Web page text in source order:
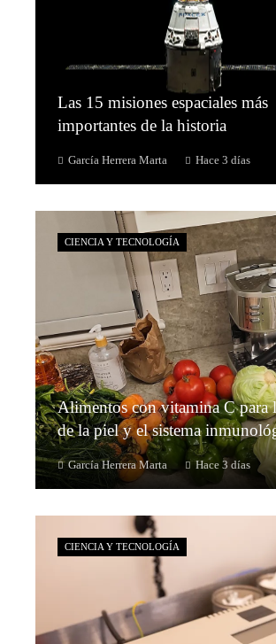
Las 15 misiones espaciales más
importantes de la historia
García Herrera Marta Hace 3 días
CIENCIA Y TECNOLOGÍA
Alimentos con vitamina C para
de la piel y el sistema
García Herrera Marta Hace 3 días
CIENCIA Y TECNOLOGÍA